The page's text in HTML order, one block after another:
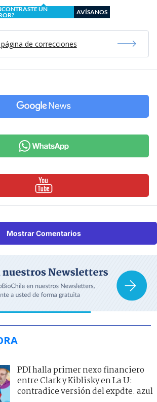
UN
AVÍSANOS
de correcciones
Mostrar Comentarios
PDI halla primer nexo financiero
entre Clark y Kiblisky en La U:
contradice versión del expdte. azul